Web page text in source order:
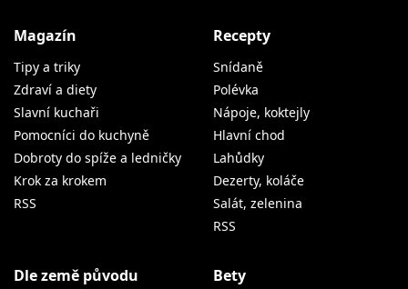
Magazín
Tipy a triky
Zdraví a diety
Slavní kuchaři
Pomocníci do kuchyně
Dobroty do spíže a ledničky
Krok za krokem
RSS
Recepty
Snídaně
Polévka
Nápoje, koktejly
Hlavní chod
Lahůdky
Dezerty, koláče
Salát, zelenina
RSS
Dle země původu Bety